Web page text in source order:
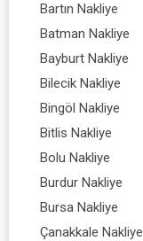
Bartın Nakliye
Batman Nakliye
Bayburt Nakliye
Bilecik Nakliye
Bingöl Nakliye
Bitlis Nakliye
Bolu Nakliye
Burdur Nakliye
Bursa Nakliye
Çanakkale Nakliye